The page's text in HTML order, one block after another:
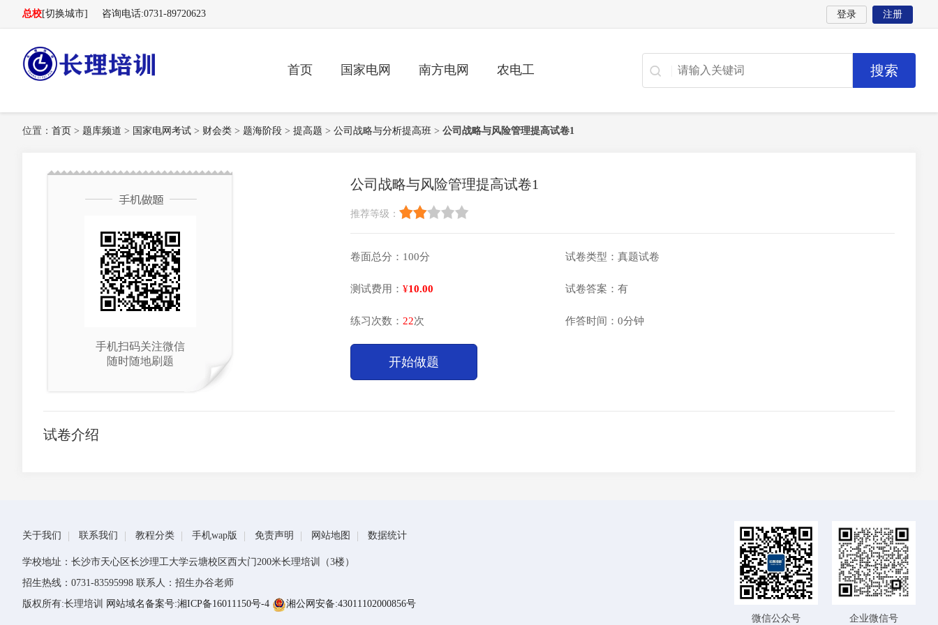
总校[切换城市] 咨询电话:0731-89720623 登录 注册
首页 国家电网 南方电网 农电工
位置： 首页 > 题库频道 > 国家电网考试 > 财会类 > 题海阶段 > 提高题 > 公司战略与分析提高班 > 公司战略与风险管理提高试卷1
手机扫码关注微信
随时随地刷题
公司战略与风险管理提高试卷1
推荐等级：
卷面总分：100分 试卷类型：真题试卷
测试费用： ¥10.00 试卷答案：有
练习次数： 22次 作答时间：0分钟
开始做题
试卷介绍
关于我们 联系我们 教程分类 手机wap版 免责声明 网站地图 数据统计
学校地址：长沙市天心区长沙理工大学云塘校区西大门200米长理培训（3楼）
招生热线：0731-83595998 联系人：招生办谷老师
版权所有:长理培训
网站域名备案号:湘ICP备16011150号-4
湘公网安备:43011102000856号
微信公众号
企业微信号